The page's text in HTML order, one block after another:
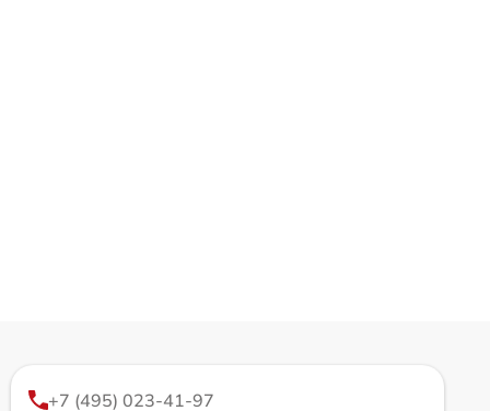
+7 (495) 023-41-97